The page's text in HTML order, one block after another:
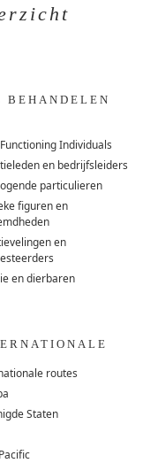
BEHANDELEN
Individuals
en bedrijfsleiders
particulieren
figuren en
en
en dierbaren
routes
Staten